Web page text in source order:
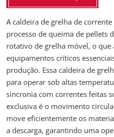
A caldeira de grelha de
processo de queima de pellets
rotativo de grelha móvel, o
equipamentos críticos
produção. Essa caldeira de
para operar sob altas
sincronia com correntes feitas
exclusiva é o movimento
move eficientemente os
a descarga, garantindo uma